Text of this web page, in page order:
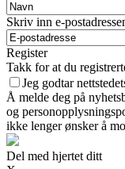
Skriv inn e-
Register
Takk for at du
Jeg godtar
Å melde deg på
og
ikke lenger ønsker å
Del med hjertet ditt